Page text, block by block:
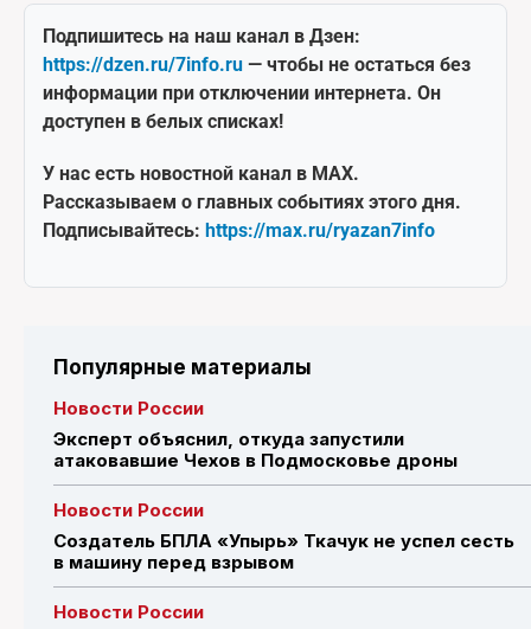
Подпишитесь на наш канал в Дзен:
https://dzen.ru/7info.ru — чтобы не остаться без
информации при отключении интернета. Он
доступен в белых списках!
У нас есть новостной канал в MAX.
Рассказываем о главных событиях этого дня.
Подписывайтесь: https://max.ru/ryazan7info
Популярные материалы
Новости России
Эксперт объяснил, откуда запустили
атаковавшие Чехов в Подмосковье дроны
Новости России
Создатель БПЛА «Упырь» Ткачук не успел сесть
в машину перед взрывом
Новости России